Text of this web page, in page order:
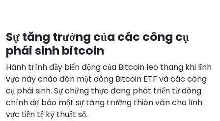
Sự tăng trưởng của các công cụ
phái sinh bitcoin
Hành trình đầy biến động của Bitcoin leo thang khi lĩnh
vực này chào đón một dòng Bitcoin ETF và các công
cụ phái sinh. Sự chứng thực đang phát triển từ dòng
chính dự báo một sự tăng trưởng thiên văn cho lĩnh
vực tiền tệ kỹ thuật số.